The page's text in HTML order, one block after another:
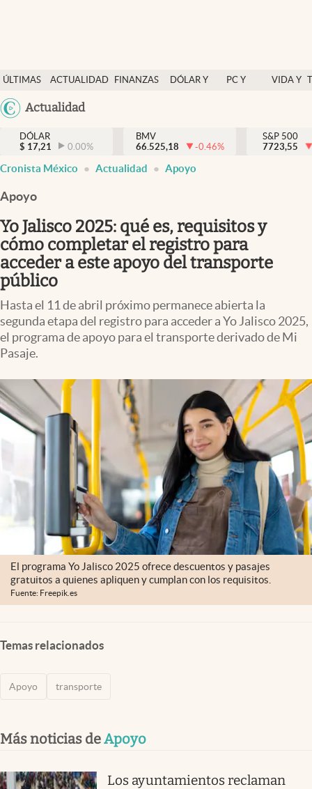
ÚLTIMAS
NOTICIAS
ACTUALIDAD
FINANZAS
DÓLAR Y
PC Y
VIDA Y
México
Actualidad
Actualidad
Finanzas y economía
Dólar y mercados
Pc y celular
Vida y estilo
Tv
Clima
Espiritualidad
abre en nueva pestaña
México
DÓLAR
$ 17,21 0.00%
BMV
66.525,18
-0.46%
S&P 500
7723,55
Cronista México Actualidad Apoyo
Apoyo
Yo Jalisco 2025: qué es, requisitos y
cómo completar el registro para
acceder a este apoyo del transporte
público
Hasta el 11 de abril próximo permanece abierta la
segunda etapa del registro para acceder a Yo Jalisco 2025,
el programa de apoyo para el transporte derivado de Mi
Pasaje.
El programa Yo Jalisco 2025 ofrece descuentos y pasajes
gratuitos a quienes apliquen y cumplan con los requisitos.
Fuente: Freepik.es
Temas relacionados
Apoyo transporte
Más noticias deApoyo
Los ayuntamientos reclaman